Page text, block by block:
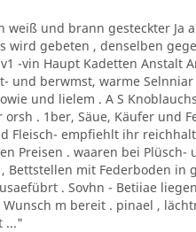
weiß und brann gesteckter
wird gebeten , denselben
-vin Haupt Kadetten Anstalt
und berwmst, warme
und lielem . A S
. 1ber, Säue, Käufer und
Fleisch- empfiehlt ihr
Preisen . waaren bei Plüsch-
Bettstellen mit Federboden in
. Sovhn - Betiiae
m bereit . pinael ,
..."